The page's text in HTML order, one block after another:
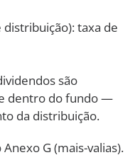
distribuição): taxa de
são
dentro do fundo —
da distribuição.
G (mais-valias).